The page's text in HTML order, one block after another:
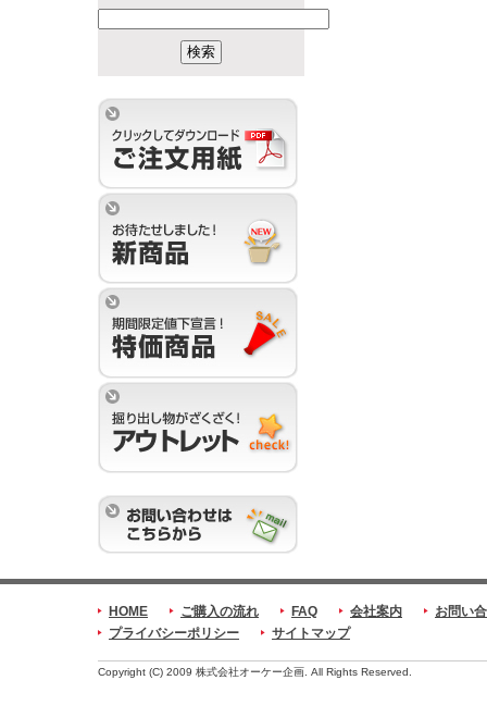
HOME ご購入の流れ FAQ 会社案内
お問い
プライバシーポリシー
サイトマップ
Copyright (C) 2009 株式会社オーケー企画. All Rights Reserved.